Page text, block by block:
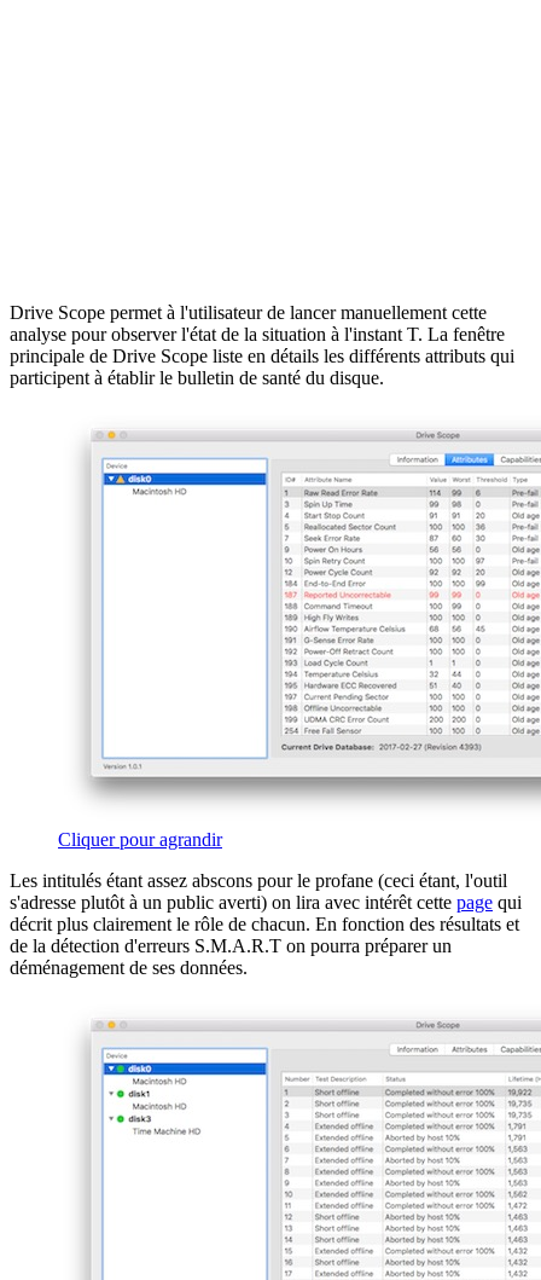
Drive Scope permet à l'utilisateur de lancer manuellement cette
analyse pour observer l'état de la situation à l'instant T. La fenêtre
principale de Drive Scope liste en détails les différents attributs qui
participent à établir le bulletin de santé du disque.
Cliquer pour agrandir
Les intitulés étant assez abscons pour le profane (ceci étant, l'outil
s'adresse plutôt à un public averti) on lira avec intérêt cette page qui
décrit plus clairement le rôle de chacun. En fonction des résultats et
de la détection d'erreurs S.M.A.R.T on pourra préparer un
déménagement de ses données.